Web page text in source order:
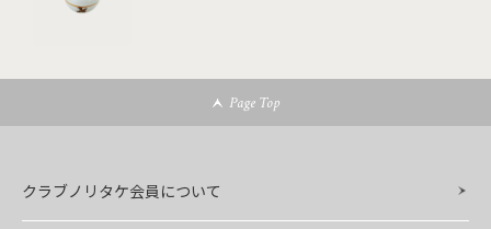
Page Top
クラブノリタケ会員について